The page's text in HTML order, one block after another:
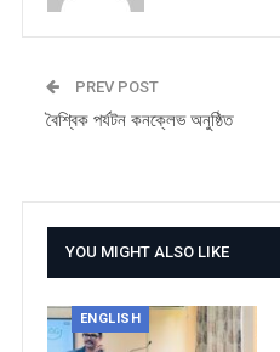
PREV POST
বৈশ্বিক পৰ্যটন কনক্লেভ অনুষ্ঠিত
YOU MIGHT ALSO LIKE
ENGLISH